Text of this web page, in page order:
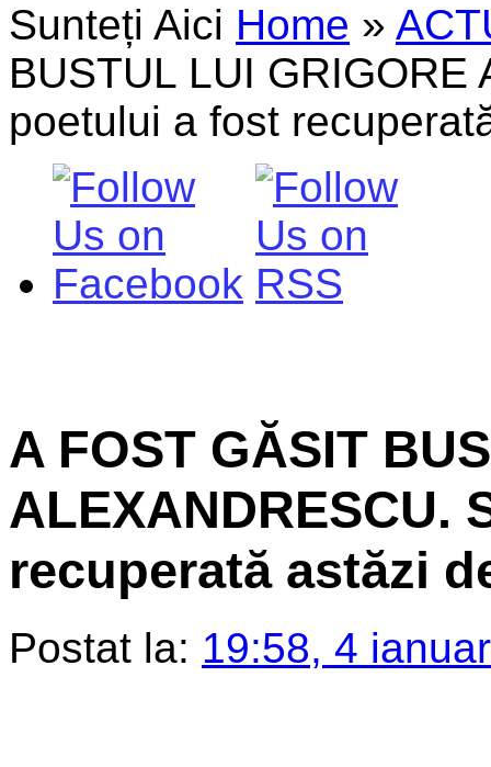
Sunteți Aici Home »
BUSTUL LUI GRIGORE
poetului a fost
A FOST GĂSIT
ALEXANDRESCU.
recuperată astăzi
Postat la: 19:58, 4